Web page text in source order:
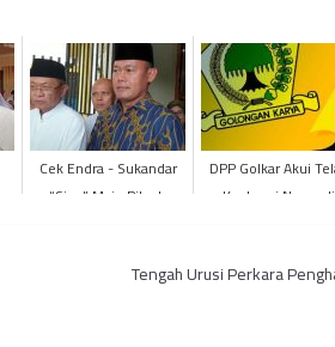
Cek Endra - Sukandar
“Siap” Maju Pilgub
DPP Golkar Akui
Kantongi Nama di
Tengah Urusi Perkara